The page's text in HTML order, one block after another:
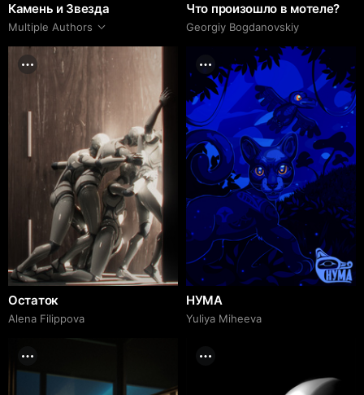
Камень и Звезда
Multiple Authors
Что произошло в мотеле?
Georgiy Bogdanovskiy
Остаток
Alena Filippova
НУМА
Yuliya Miheeva